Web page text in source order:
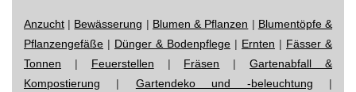
Anzucht | Bewässerung | Blumen & Pflanzen | Blumentöpfe &
Pflanzengefäße | Dünger & Bodenpflege | Ernten | Fässer &
Tonnen | Feuerstellen | Fräsen |Gartenabfall &
Kompostierung | Gartendeko und -beleuchtung |